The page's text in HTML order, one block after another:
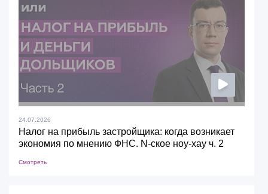
24.07.2026
Налог на прибыль застройщика: когда возникает
экономия по мнению ФНС. N-ское ноу-хау ч. 2
Смотреть